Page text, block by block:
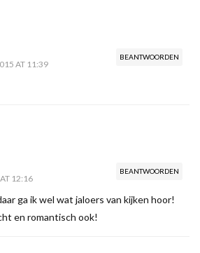
BEANTWOORDEN
AT 11:39
BEANTWOORDEN
12:16
ga ik wel wat jaloers van kijken hoor!
en romantisch ook!